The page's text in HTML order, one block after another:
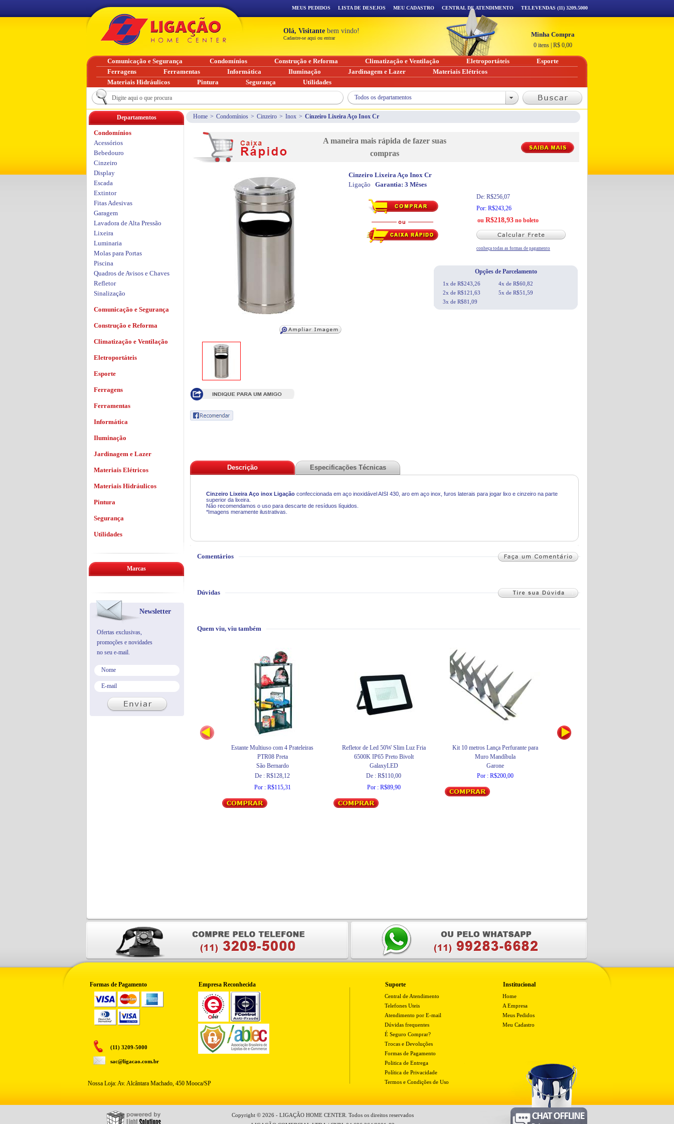
Home > Condomínios > Cinzeiro > Inox > Cinzeiro Lixeira Aço Inox Cr
A maneira mais rápida de fazer suas
compras
Cinzeiro Lixeira Aço Inox Cr
Ligação
Garantia: 3 Mêses
De: R$256,07
Por: R$243,26
ou R$218,93 no boleto
conheça todas as formas de pagamento
Opções de Parcelamento
1x de R$243,26
2x de R$121,63
3x de R$81,09
4x de R$60,82
5x de R$51,59
Descrição Especificações Técnicas
Cinzeiro Lixeira Aço inox Ligação confeccionada em aço inoxidável AISI 430, aro em aço inox, furos laterais para jogar lixo e cinzeiro na parte
superior da lixeira.
Não recomendamos o uso para descarte de resíduos líquidos.
*Imagens meramente ilustrativas.
Comentários
Dúvidas
Quem viu, viu também
Estante Multiuso com 4 Prateleiras
PTR08 Preta
São Bernardo
De : R$128,12
Por : R$115,31
Refletor de Led 50W Slim Luz Fria
6500K IP65 Preto Bivolt
GalaxyLED
De : R$110,00
Por : R$89,90
Kit 10 metros Lança Perfurante para
Muro Mandíbula
Garone
Por : R$200,00
Departamentos
Condomínios
Acessórios
Bebedouro
Cinzeiro
Display
Escada
Extintor
Fitas Adesivas
Garagem
Lavadora de Alta Pressão
Lixeira
Luminaria
Molas para Portas
Piscina
Quadros de Avisos e Chaves
Refletor
Sinalização
Comunicação e Segurança
Construção e Reforma
Climatização e Ventilação
Eletroportáteis
Esporte
Ferragens
Ferramentas
Informática
Iluminação
Jardinagem e Lazer
Materiais Elétricos
Materiais Hidráulicos
Pintura
Segurança
Utilidades
Marcas
Newsletter
Ofertas exclusivas,
promoções e novidades
no seu e-mail.
MEUS PEDIDOS LISTA DE DESEJOS MEU CADASTRO CENTRAL DE ATENDIMENTO TELEVENDAS (11) 3209.5000
Olá, Visitante bem vindo!
Cadastre-se aqui ou entrar Minha Compra
0 itens R$ 0,00
Comunicação e Segurança Condomínios Construção e Reforma Climatização e Ventilação Eletroportáteis
Esporte
Ferragens
Ferramentas Informática Iluminação Jardinagem e Lazer
Materiais Elétricos
Materiais Hidráulicos
Pintura Segurança Utilidades
Todos os departamentos
Formas de Pagamento Empresa Reconhecida
(11) 3209-5000
sac@ligacao.com.br
Suporte
Central de Atendimento
Telefones Uteis
Atendimento por E-mail
Dúvidas frequentes
É Seguro Comprar?
Trocas e Devoluções
Formas de Pagamento
Politica de Entrega
Política de Privacidade
Termos e Condições de Uso
Institucional
Home
A Empresa
Meus Pedidos
Meu Cadastro
Nossa Loja: Av. Alcântara Machado, 450 Mooca/SP
Copyright © 2026 - LIGAÇÃO HOME CENTER. Todos os direitos reservados